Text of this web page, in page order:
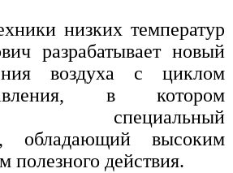
низких температур
разрабатывает новый
воздуха с циклом
в котором
специальный
обладающий высоким
полезного действия.